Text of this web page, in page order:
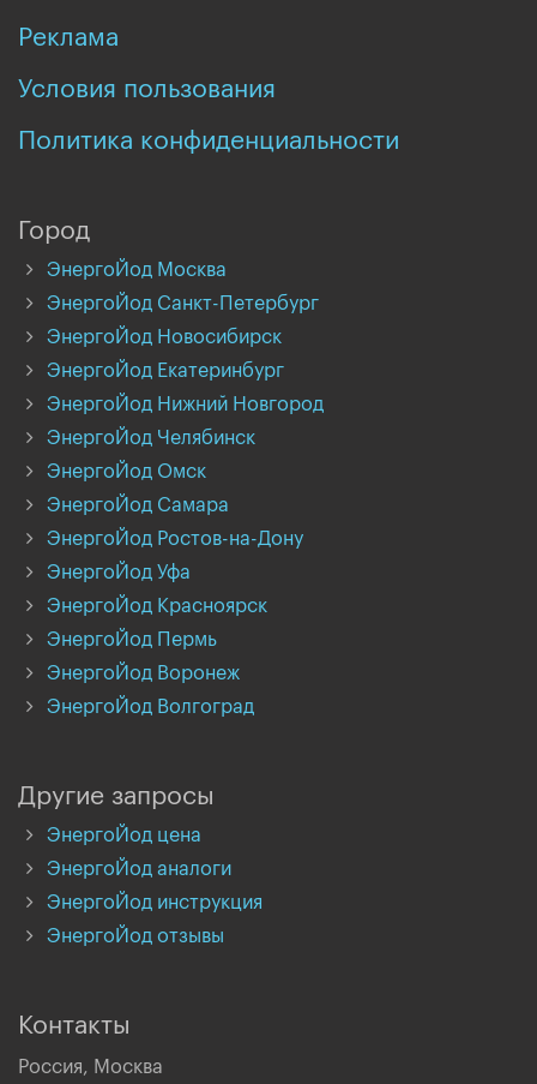
Реклама
Условия пользования
Политика конфиденциальности
Город
ЭнергоЙод Москва
ЭнергоЙод Санкт-Петербург
ЭнергоЙод Новосибирск
ЭнергоЙод Екатеринбург
ЭнергоЙод Нижний Новгород
ЭнергоЙод Челябинск
ЭнергоЙод Омск
ЭнергоЙод Самара
ЭнергоЙод Ростов-на-Дону
ЭнергоЙод Уфа
ЭнергоЙод Красноярск
ЭнергоЙод Пермь
ЭнергоЙод Воронеж
ЭнергоЙод Волгоград
Другие запросы
ЭнергоЙод цена
ЭнергоЙод аналоги
ЭнергоЙод инструкция
ЭнергоЙод отзывы
Контакты
Россия, Москва